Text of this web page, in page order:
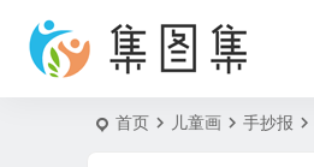
首页 儿童画 手抄报